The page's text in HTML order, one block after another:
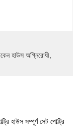
হাউস অগ্নিরোধী
হাউস সম্পূর্ণ সেট পোল্ট্রি